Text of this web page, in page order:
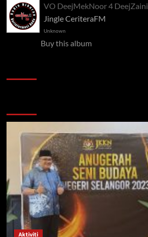
VO DeejMekNoor 4 DeejZaini
Jingle CeriteraFM
Unknown
Buy this album
Aktiviti